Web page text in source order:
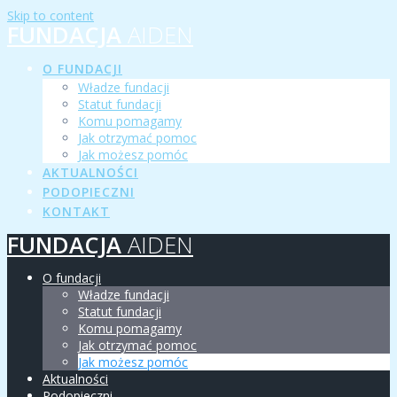
Skip to content
FUNDACJA AIDEN
O FUNDACJI
Władze fundacji
Statut fundacji
Komu pomagamy
Jak otrzymać pomoc
Jak możesz pomóc
AKTUALNOŚCI
PODOPIECZNI
KONTAKT
FUNDACJA AIDEN
O fundacji
Władze fundacji
Statut fundacji
Komu pomagamy
Jak otrzymać pomoc
Jak możesz pomóc
Aktualności